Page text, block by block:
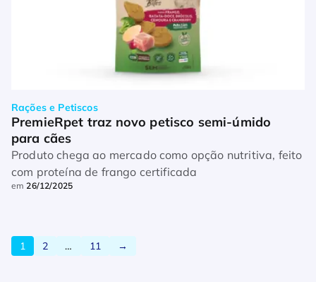
Rações e Petiscos
PremieRpet traz novo petisco semi-úmido
para cães
Produto chega ao mercado como opção nutritiva, feito
com proteína de frango certificada
em26/12/2025
1 2 … 11 →